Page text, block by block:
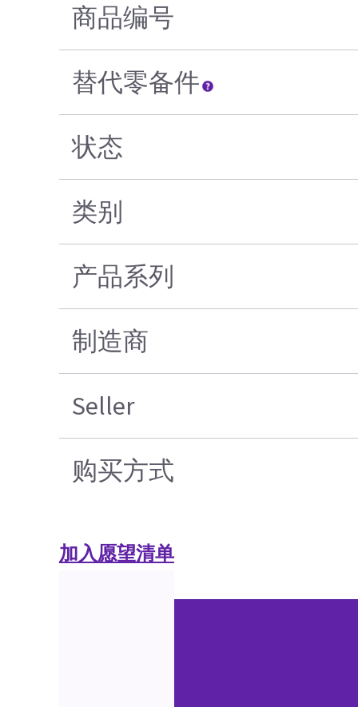
商品编号
替代零备件
状态
类别
产品系列
制造商
Seller
购买方式
加入愿望清单